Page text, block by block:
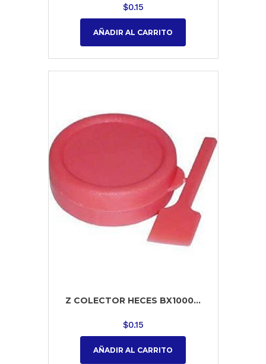
$0.15
AÑADIR AL CARRITO
Z COLECTOR HECES BX1000...
$0.15
AÑADIR AL CARRITO